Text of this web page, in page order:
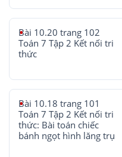
Bài 10.20 trang 102
Toán 7 Tập 2 Kết nối tri
thức
Bài 10.18 trang 101
Toán 7 Tập 2 Kết nối tri
thức: Bài toán chiếc
bánh ngọt hình lăng trụ